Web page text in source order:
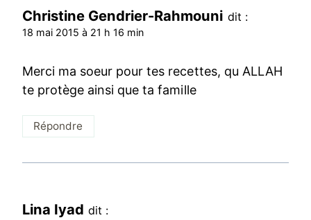
Christine Gendrier-Rahmouni dit :
18 mai 2015 à 21 h 16 min
Merci ma soeur pour tes recettes, qu ALLAH
te protège ainsi que ta famille
Répondre
Lina Iyad dit :